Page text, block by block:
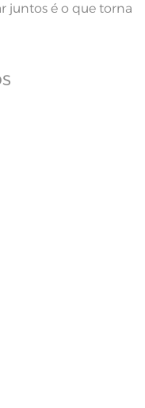
juntos é o que torna